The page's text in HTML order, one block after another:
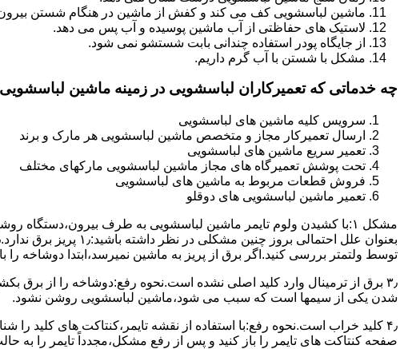
ماشین لباسشویی کف می کند و کفش از ماشین در هنگام شستن
لاستیک های حفاظتی از آب ماشین پوسیده و آب پس می دهد.
از جایگاه پودر استفاده چندانی بابت شستشو نمی شود.
مشکل با شستن با آب گرم داریم.
چه خدماتی که تعمیرکاران لباسشویی در زمینه ماشین
سرویس کلیه ماشین های لباسشویی
ارسال تعمیرکار مجاز و متخصص ماشین لباسشویی هر مارک و برند
تعمیر سریع ماشین های لباسشویی
تحت پوشش تعمیرگاه های مجاز ماشین لباسشویی مارکهای مختلف
فروش قطعات مربوط به ماشین های لباسشویی
تعمیر ماشین لباسشویی های دوقلو
مشکل ۱:ﺑﺎ ﮐﺸﯿﺪن وﻟﻮم ﺗﺎﯾﻤﺮ ماشین لباسشویی به طرف
ﺗﻮﺳﻂ ولتمتر بررسی ﮐﻨﯿﺪ.اﮔﺮ ﺑﺮق از ﭘﺮﯾﺰ ﺑﻪ ﻣﺎﺷﯿﻦ نمیرسد،اﺑﺘﺪا دوشاخه
۳٫ ﺑﺮق از ﺗﺮﻣﯿﻨﺎل وارد ﮐﻠﯿﺪ اﺻﻠﯽ ﻧﺸﺪه است.نحوه رﻓﻊ:دوشاخه را از ﺑﺮق
شدن ﯾﮑﯽ از سیمها است که سبب می شود،ﻣﺎﺷﯿﻦ لباسشویی روﺷﻦ نشود.
۴٫ ﮐﻠﯿﺪ ﺧﺮاب اﺳﺖ.نحوه رفع:ﺑﺎ اﺳﺘﻔﺎده از ﻧﻘﺸﻪ ﺗﺎﯾﻤﺮ،ﮐﻨﺘﺎﮐﺖ ﻫﺎی ﮐﻠﯿﺪ
ﺻﻔﺤﻪ ﮐﻨﺘﺎﮐﺖ ﻫﺎی ﺗﺎﯾﻤﺮ را باز کنید و ﭘﺲ از رﻓﻊ مشکل،مجدداً ﺗﺎﯾﻤﺮ را به